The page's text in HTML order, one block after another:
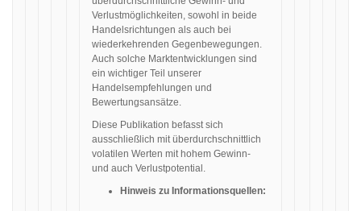
Verlustmöglichkeiten, sowohl in beide
Handelsrichtungen als auch bei
wiederkehrenden Gegenbewegungen.
Auch solche Marktentwicklungen sind
ein wichtiger Teil unserer
Handelsempfehlungen und
Bewertungsansätze.
Diese Publikation befasst sich
ausschließlich mit überdurchschnittlich
volatilen Werten mit hohem Gewinn-
und auch Verlustpotential.
Hinweis zu Informationsquellen: